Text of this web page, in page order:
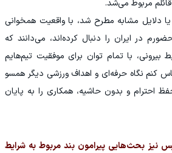
قائلم مربوط می‌شد.
دلایل مشابه مطرح شد، با واقعیت همخوانی
در ایران را دنبال کرده‌اند، می‌دانند که
بیرونی، با تمام توان برای موفقیت تیم‌هایم
کنم نگاه حرفه‌ای و اهداف ورزشی دیگر همسو
احترام و بدون حاشیه، همکاری را به پایان
نیز بحث‌هایی پیرامون بند مربوط به شرایط